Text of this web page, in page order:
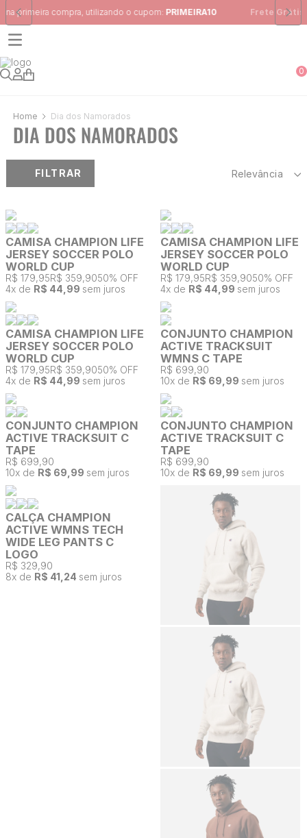
Frete Grátispara região Sudeste em pedidos acima de R$ 399,00
0
Dia dos Namorados
DIA DOS NAMORADOS
FILTRAR Relevância
CAMISA CHAMPION LIFE
JERSEY SOCCER POLO
WORLD CUP
R$ 179,95R$ 359,9050% OFF
4x de R$ 44,99 sem juros
CAMISA CHAMPION LIFE
JERSEY SOCCER POLO
WORLD CUP
R$ 179,95R$ 359,9050% OFF
4x de R$ 44,99 sem juros
CAMISA CHAMPION LIFE
JERSEY SOCCER POLO
WORLD CUP
R$ 179,95R$ 359,9050% OFF
4x de R$ 44,99 sem juros
CONJUNTO CHAMPION
ACTIVE TRACKSUIT
WMNS C TAPE
R$ 699,90
10x de R$ 69,99 sem juros
CONJUNTO CHAMPION
ACTIVE TRACKSUIT C
TAPE
R$ 699,90
10x de R$ 69,99 sem juros
CONJUNTO CHAMPION
ACTIVE TRACKSUIT C
TAPE
R$ 699,90
10x de R$ 69,99 sem juros
CALÇA CHAMPION
ACTIVE WMNS TECH
WIDE LEG PANTS C
LOGO
R$ 329,90
8x de R$ 41,24 sem juros